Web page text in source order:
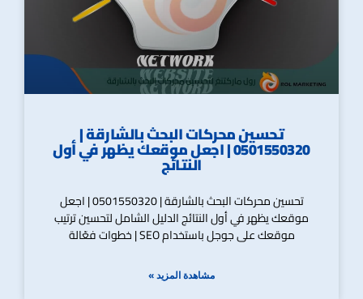
تحسين محركات البحث بالشارقة |
0501550320 | اجعل موقعك يظهر في أول
النتائج
تحسين محركات البحث بالشارقة | 0501550320 | اجعل
موقعك يظهر في أول النتائج الدليل الشامل لتحسين ترتيب
موقعك على جوجل باستخدام SEO | خطوات فعّالة
مشاهدة المزيد »